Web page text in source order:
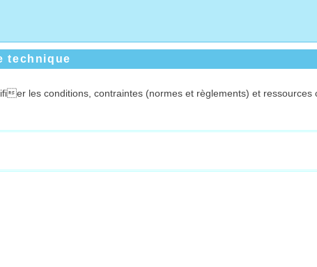
technique
er les conditions, contraintes (normes et règlements) et